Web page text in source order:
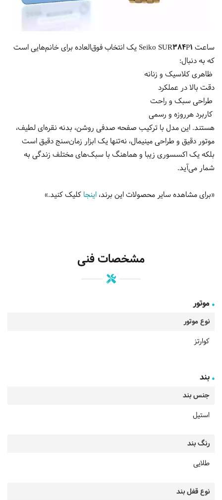
ساعت Seiko SUR384P1 یک انتخاب فوق‌العاده برای خانم‌هایی است
که به دنبال:
ظاهری کلاسیک و زنانه
دقت بالا در عملکرد
طراحی سبک و راحت
کاربرد هرروزه و رسمی
هستند. این مدل با ترکیب صفحه صدفی روشن، بدنه نقره‌ای لطیف،
موتور دقیق و طراحی مینیمال، نه‌تنها یک ابزار زمان‌سنج دقیق است
بلکه یک اکسسوری زیبا و هماهنگ با سبک‌های مختلف زندگی به
شمار می‌آید.
«برای مشاهده سایر محصولات این برند، اینجا کلیک کنید.»
مشخصات فنی
موتور
نوع موتور
کوارتز
بند
جنس بند
استیل
رنگ بند
طلایی
نوع قفل بند